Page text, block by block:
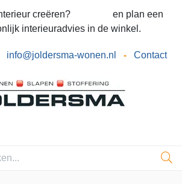
creëren?
en plan een
interieuradvies in de winkel.
info@joldersma-wonen.nl - Contact